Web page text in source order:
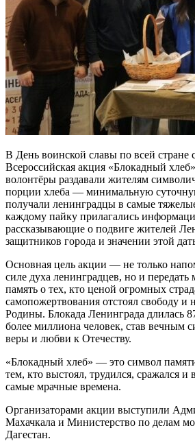
В День воинской славы по всей стране
Всероссийская акция «Блокадный
волонтёры раздавали жителям
порции хлеба — минимальную
получали ленинградцы в самые
каждому пайку прилагались
рассказывающие о подвиге жителей
защитников города и значении этой
Основная цель акции — не только
силе духа ленинградцев, но и
память о тех, кто ценой огромных
самопожертвования отстоял свободу и
Родины. Блокада Ленинграда длилась
более миллиона человек, став вечным
веры и любви к Отечеству.
«Блокадный хлеб» — это символ
тем, кто выстоял, трудился, сражался
самые мрачные времена.
Организаторами акции выступили
Махачкала и Министерство по делам
Дагестан.